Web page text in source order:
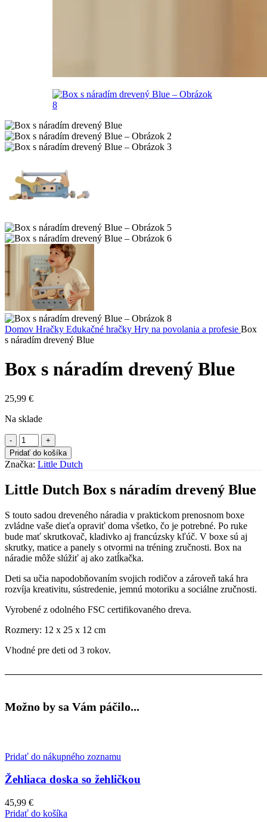
Domov Hračky Edukačné hračky Hry na povolania a profesie Box
s náradím drevený Blue
Box s náradím drevený Blue
25,99 €
Na sklade
množstvo
Box
s
náradím
Blue
Pridať do košíka
Značka: Little Dutch
Little Dutch Box s náradím drevený Blue
S touto sadou dreveného náradia v praktickom prenosnom boxe
zvládne vaše dieťa opraviť doma všetko, čo je potrebné. Po ruke
bude mať skrutkovač, kladivko aj francúzsky kľúč. V boxe sú aj
skrutky, matice a panely s otvormi na tréning zručnosti. Box na
náradie môže slúžiť aj ako zatĺkačka.
Deti sa učia napodobňovaním svojich rodičov a zároveň taká hra
rozvíja kreativitu, sústredenie, jemnú motoriku a sociálne zručnosti.
Vyrobené z odolného FSC certifikovaného dreva.
Rozmery: 12 x 25 x 12 cm
Vhodné pre deti od 3 rokov.
Možno by sa Vám páčilo...
Pridať do nákupného zoznamu
Žehliaca doska so žehličkou
45,99 €
Pridať do košíka